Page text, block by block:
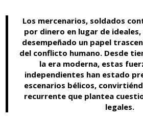
e
b
o
o
k
e
dI
n
Los mercenarios, soldados
por dinero en lugar de
desempeñado un papel
del conflicto humano. Desde
la era moderna, estas
independientes han estado
escenarios bélicos,
recurrente que plantea
legales.